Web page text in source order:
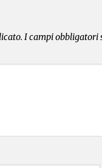
I campi obbligatori